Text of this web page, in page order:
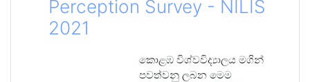
Perception Survey - NILIS
2021
කොළඹ විශ්වවිද්‍යාලය මගින්
පවත්වනු ලබන මෙ​ම